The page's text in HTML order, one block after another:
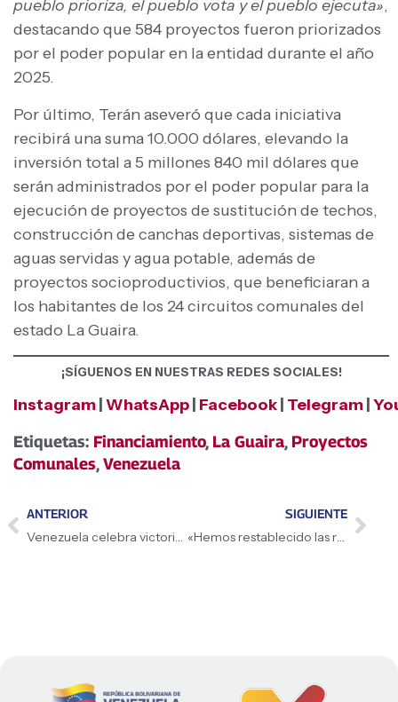
pueblo prioriza, el pueblo vota y el pueblo ejecuta»,
destacando que 584 proyectos fueron priorizados
por el poder popular en la entidad durante el año
2025.
Por último, Terán aseveró que cada iniciativa
recibirá una suma 10.000 dólares, elevando la
inversión total a 5 millones 840 mil dólares que
serán administrados por el poder popular para la
ejecución de proyectos de sustitución de techos,
construcción de canchas deportivas, sistemas de
aguas servidas y agua potable, además de
proyectos socioproductivios, que beneficiaran a
los habitantes de los 24 circuitos comunales del
estado La Guaira.
¡SÍGUENOS EN NUESTRAS REDES SOCIALES!
Instagram WhatsApp Facebook Telegram
Etiquetas: Financiamiento, La Guaira, Proyectos
Comunales,Venezuela
ANTERIOR
Venezuela celebra victoria ante Países Bajos en el Clásico Mundial de Béisbol
SIGUIENTE
«Hemos restablecido las relaciones diplomáticas y consulares con el gobierno de Estados Unidos»: Presidenta (E) Delcy Rodríguez desde la Comuna El Maizal en Lara